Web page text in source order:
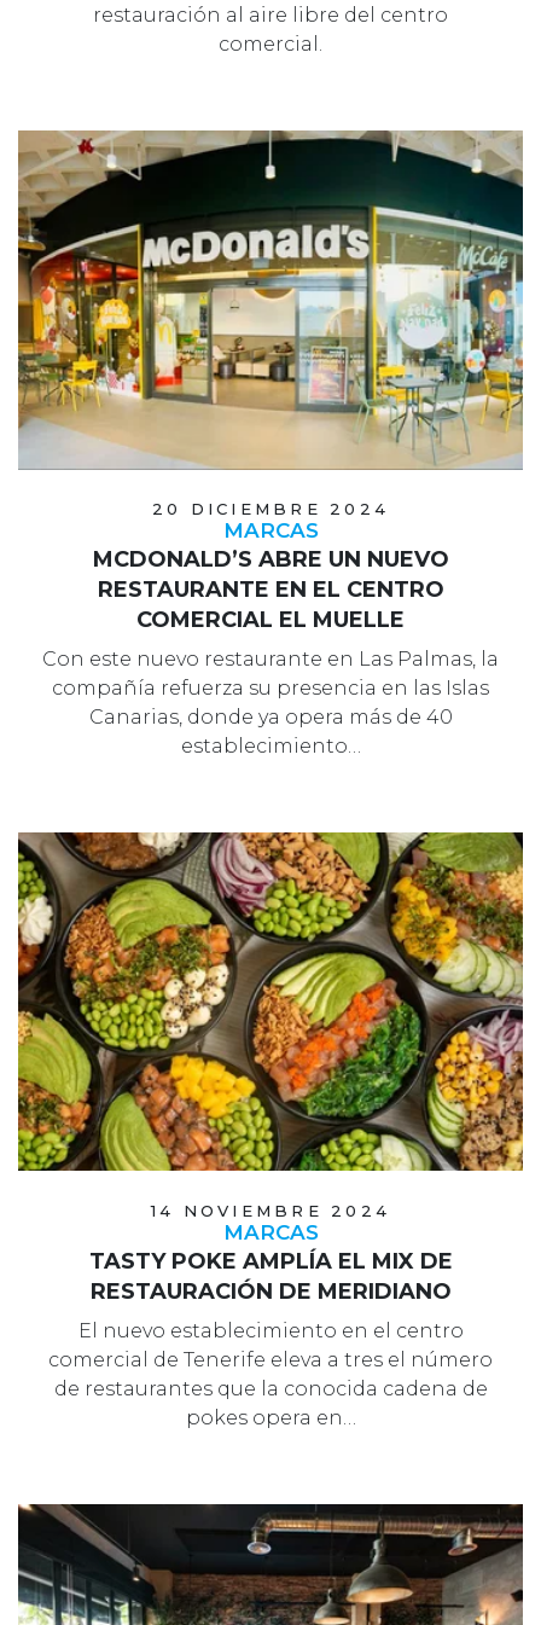
restauración al aire libre del centro
comercial.
20 DICIEMBRE 2024
MARCAS
MCDONALD’S ABRE UN NUEVO
RESTAURANTE EN EL CENTRO
COMERCIAL EL MUELLE
Con este nuevo restaurante en Las Palmas, la
compañía refuerza su presencia en las Islas
Canarias, donde ya opera más de 40
establecimiento…
14 NOVIEMBRE 2024
MARCAS
TASTY POKE AMPLÍA EL MIX DE
RESTAURACIÓN DE MERIDIANO
El nuevo establecimiento en el centro
comercial de Tenerife eleva a tres el número
de restaurantes que la conocida cadena de
pokes opera en…